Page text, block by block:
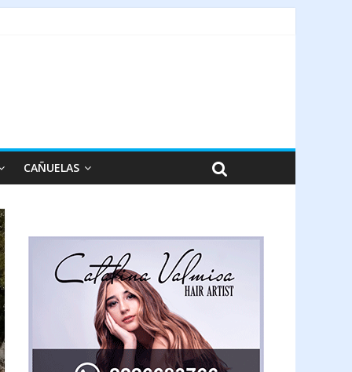
CAÑUELAS